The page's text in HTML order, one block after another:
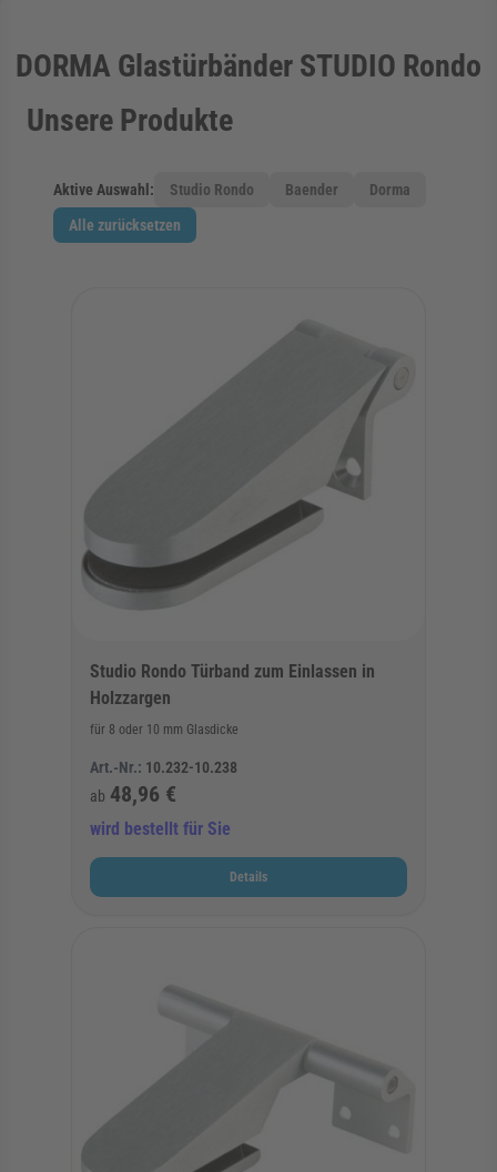
für Kategorie Aussenverglasung
für Kategorie Angebote anzeigen
DORMA Glastürbänder STUDIO Rondo
Unsere Produkte
Aktive Auswahl: Studio Rondo Baender
Dorma
Alle zurücksetzen
Studio Rondo Türband zum Einlassen in
Holzzargen
für 8 oder 10 mm Glasdicke
Art.-Nr.: 10.232-10.238
ab 48,96 €
wird bestellt für Sie
Details